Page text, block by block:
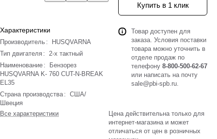
Характеристики
Производитель :
HUSQVARNA
Тип двигателя : 2-х тактный
Наименование :
Бензорез
HUSQVARNA K- 760 CUT-N-BREAK
EL35
Страна производства : США/
Швеция
Все характеристики
Купить в 1 клик
Товар доступен для
заказа. Условия поставки
товара можно уточнить в
отделе продаж по
телефону 8-800-500-62-67
или написать на почту
sale@pbi-spb.ru.
Цена действительна только для
интернет-магазина и может
отличаться от цен в розничных